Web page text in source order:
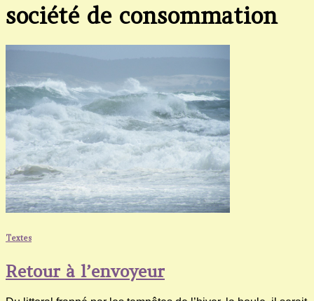
société de consommation
Textes
Retour à l’envoyeur